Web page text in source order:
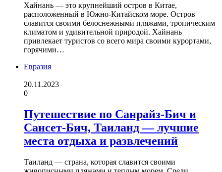
Хайнань — это крупнейший остров в Китае,
расположенный в Южно-Китайском море. Остров
славится своими белоснежными пляжами, тропическим
климатом и удивительной природой. Хайнань
привлекает туристов со всего мира своими курортами,
горячими…
Евразия
20.11.2023
0
Путешествие по Санрайз-Бич и
Сансет-Бич, Таиланд — лучшие
места отдыха и развлечений
Таиланд — страна, которая славится своими